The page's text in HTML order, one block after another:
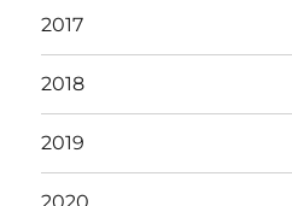
2017
2018
2019